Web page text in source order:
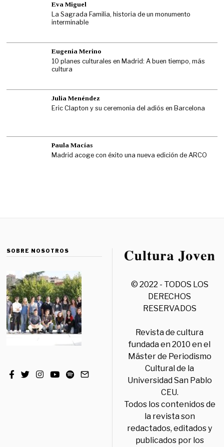
Eva Miguel
La Sagrada Familia, historia de un monumento
interminable
Eugenia Merino
10 planes culturales en Madrid: A buen tiempo, más
cultura
Julia Menéndez
Eric Clapton y su ceremonia del adiós en Barcelona
Paula Macías
Madrid acoge con éxito una nueva edición de ARCO
SOBRE NOSOTROS
© 2022 - TODOS LOS
DERECHOS
RESERVADOS
Revista de cultura
fundada en 2010 en el
Máster de Periodismo
Cultural de la
Universidad San Pablo
CEU.
Todos los contenidos de
la revista son
redactados, editados y
publicados por los